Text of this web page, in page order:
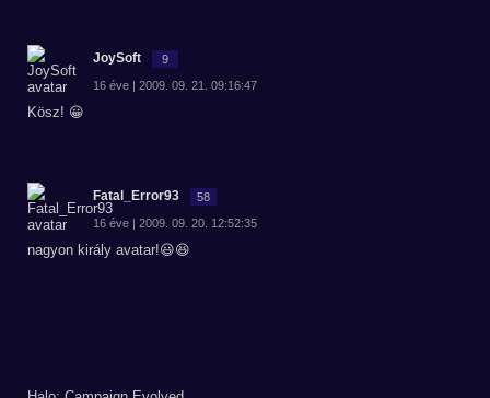
JoySoft 9
16 éve | 2009. 09. 21. 09:16:47
Kösz! 😀
Fatal_Error93 58
16 éve | 2009. 09. 20. 12:52:35
nagyon király avatar!😃😆